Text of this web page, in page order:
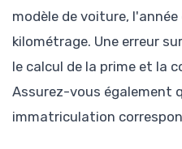
modèle de voiture,
kilométrage. Une erreur
le calcul de la prime et la
Assurez-vous également
immatriculation